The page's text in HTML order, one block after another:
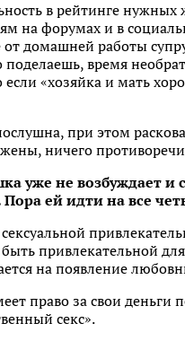
в рейтинге нужных
на форумах и в
домашней работы
время
если «хозяйка и мать
при этом
ничего
уже не возбуждает и
Пора ей идти на все
привлекательной
на появление
право за свои деньги
секс».